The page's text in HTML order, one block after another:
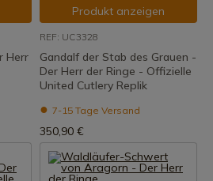
Herr
Produkt anzeigen
REF: UC3328
Gandalf der Stab des Grauen -
Der Herr der Ringe - Offizielle
United Cutlery Replik
7-15 Tage Versand
350,90 €